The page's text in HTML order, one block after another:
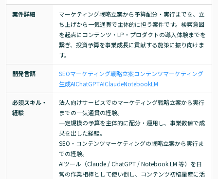
案件詳細
マーケティング戦略立案から予算配分・実行までを、立
ち上げから一気通貫で主体的に担う案件です。検索意図
を起点にコンテンツ・LP・プロダクトの導入体験までを
繋ぎ、投資予算を事業成長に貢献する施策に振り向けま
す。
開発言語 SEOマーケティング戦略立案コンテンツマーケティング
生成AIChatGPTAIClaudeNotebookLM
必須スキル・
経験
法人向けサービスでのマーケティング戦略立案から実行
までの一気通貫の経験。
一定規模の予算を主体的に配分・運用し、事業数値で成
果を出した経験。
SEO・コンテンツマーケティングの戦略立案から実行ま
での経験。
AIツール（Claude / ChatGPT / Notebook LM 等）を日
常の作業相棒として使い倒し、コンテンツ初稿量産に活